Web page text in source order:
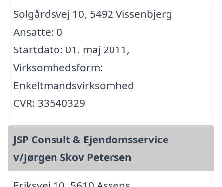
Solgårdsvej 10, 5492 Vissenbjerg
Ansatte: 0
Startdato: 01. maj 2011,
Virksomhedsform:
Enkeltmandsvirksomhed
CVR: 33540329
JSP Consult & Ejendomsservice
v/Jørgen Skov Petersen